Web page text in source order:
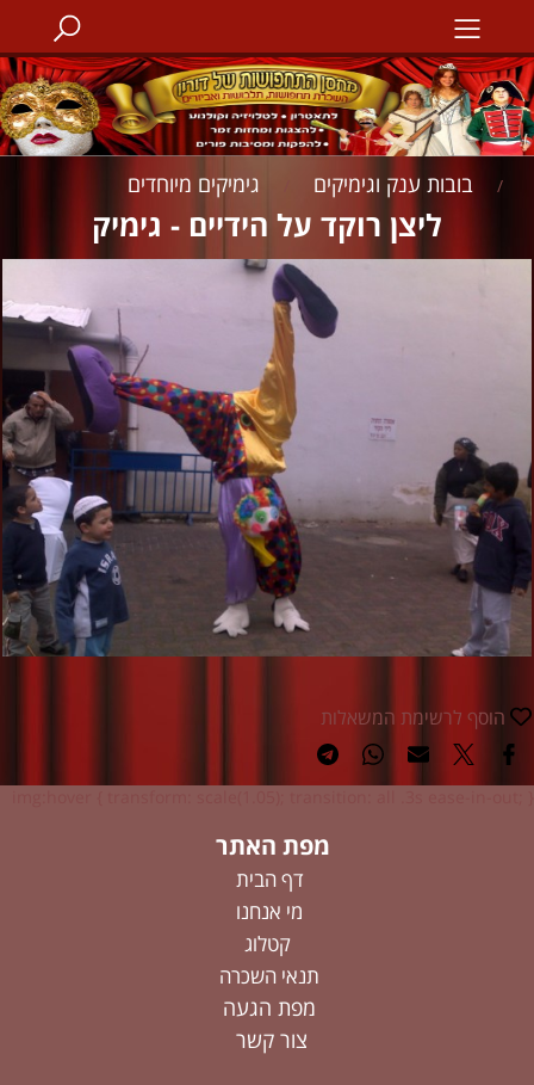
/ בובות ענק וגימיקים גימיקים מיוחדים
ליצן רוקד על הידיים - גימיק
הוסף לרשימת המשאלות
מפת האתר
דף הבית
מי אנחנו
קטלוג
תנאי השכרה
מפת הגעה
צור קשר